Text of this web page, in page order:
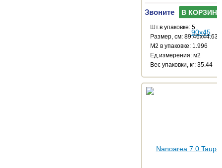
Звоните В КОРЗИНУ
Шт.в упаковке: 5
Размер, см: 89.46x44.63
М2 в упаковке: 1.996
Ед.измерения: м2
Веc упаковки, кг: 35.44